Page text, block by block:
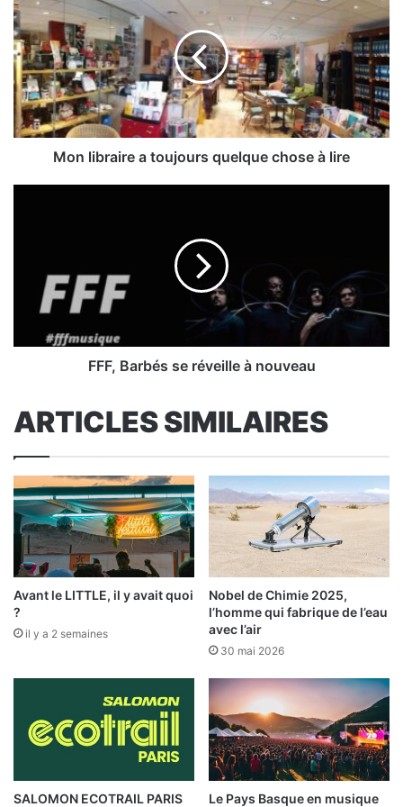
a
toujours
quelque
chose
à
lire
Mon libraire a toujours quelque chose à lire
nouveau
FFF, Barbés se réveille à nouveau
ARTICLES SIMILAIRES
Avant le LITTLE, il y avait quoi
?
il y a 2 semaines
Nobel de Chimie 2025,
l’homme qui fabrique de l’eau
avec l’air
30 mai 2026
SALOMON ECOTRAIL PARIS Le Pays Basque en musique